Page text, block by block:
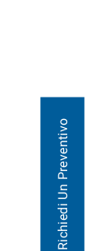
Richiedi Un Preventivo